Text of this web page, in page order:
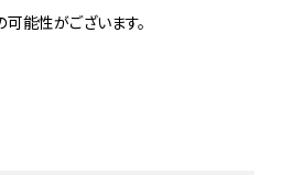
能性がございます。